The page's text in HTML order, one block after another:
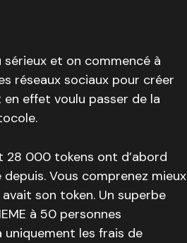
et on commencé à
réseaux sociaux pour créer
effet voulu passer de la
28 000 tokens ont d’abord
Vous comprenez mieux
avait son token. Un superbe
à 50 personnes
uniquement les frais de